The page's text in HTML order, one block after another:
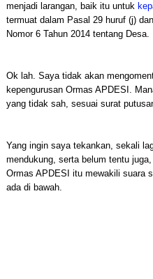
menjadi larangan, baik itu untuk
termuat dalam Pasal 29 huruf (j)
Nomor 6 Tahun 2014 tentang Desa.
Ok lah. Saya tidak akan
kepengurusan Ormas APDESI.
yang tidak sah, sesuai surat
Yang ingin saya tekankan, sekali
mendukung, serta belum tentu
Ormas APDESI itu mewakili suara
ada di bawah.